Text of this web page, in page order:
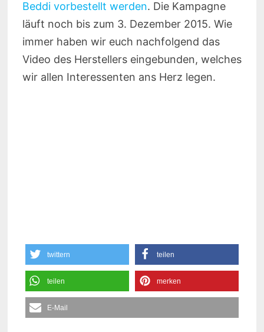
Beddi vorbestellt werden. Die Kampagne
läuft noch bis zum 3. Dezember 2015. Wie
immer haben wir euch nachfolgend das
Video des Herstellers eingebunden, welches
wir allen Interessenten ans Herz legen.
twittern teilen
teilen merken
E-Mail